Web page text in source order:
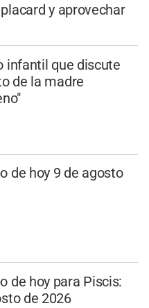
y aprovechar
infantil que discute
de la madre
de hoy 9 de agosto
de hoy para Piscis:
de 2026